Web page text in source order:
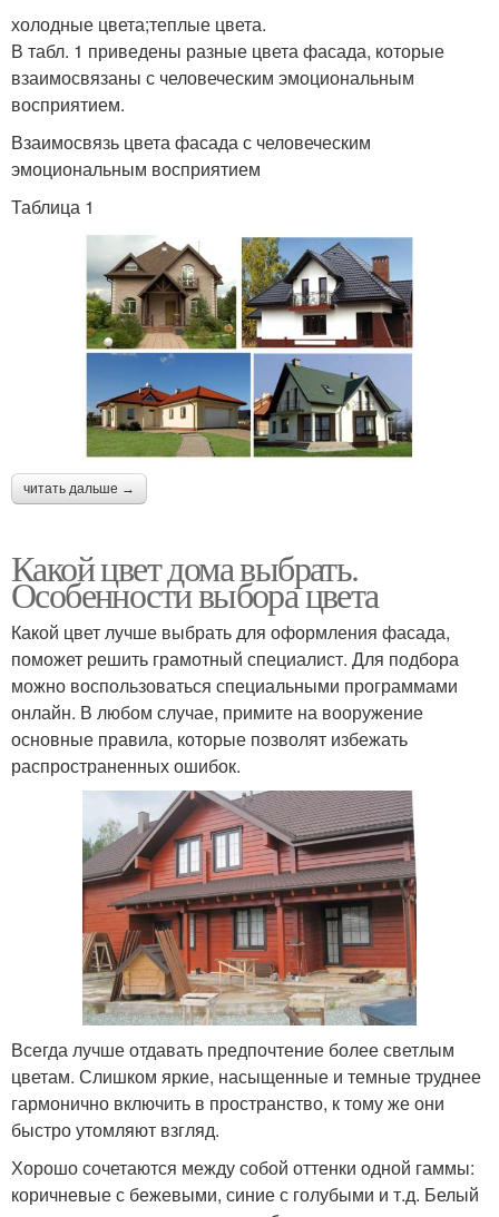
холодные цвета;теплые цвета.
В табл. 1 приведены разные цвета фасада, которые
взаимосвязаны с человеческим эмоциональным
восприятием.
Взаимосвязь цвета фасада с человеческим
эмоциональным восприятием
Таблица 1
читать дальше →
Какой цвет дома выбрать.
Особенности выбора цвета
Какой цвет лучше выбрать для оформления фасада,
поможет решить грамотный специалист. Для подбора
можно воспользоваться специальными программами
онлайн. В любом случае, примите на вооружение
основные правила, которые позволят избежать
распространенных ошибок.
Всегда лучше отдавать предпочтение более светлым
цветам. Слишком яркие, насыщенные и темные труднее
гармонично включить в пространство, к тому же они
быстро утомляют взгляд.
Хорошо сочетаются между собой оттенки одной гаммы:
коричневые с бежевыми, синие с голубыми и т.д. Белый